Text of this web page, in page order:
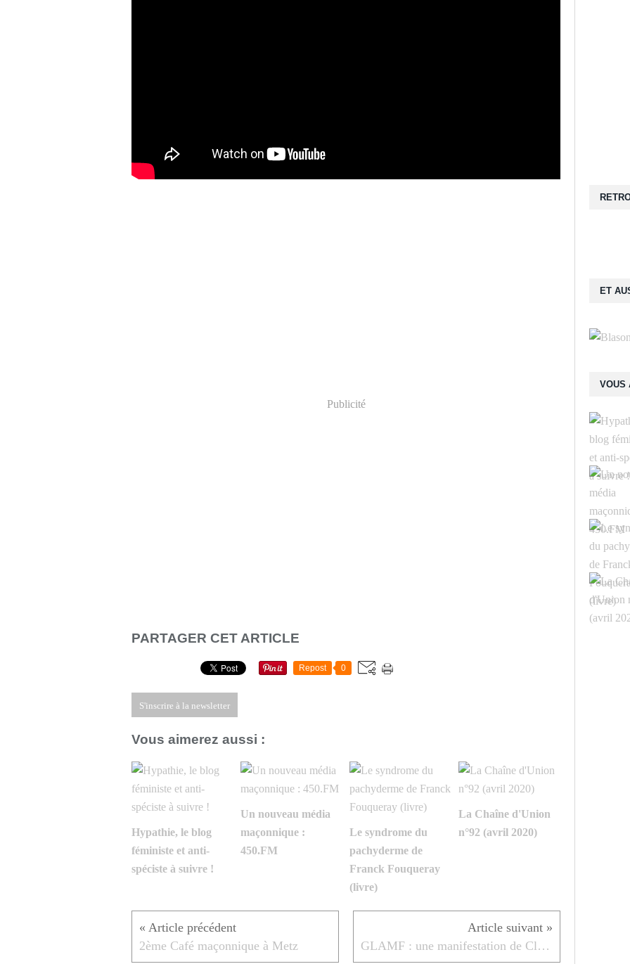
Publicité
PARTAGER CET ARTICLE
Repost 0
S'inscrire à la newsletter
Vous aimerez aussi :
Hypathie, le blog
féministe et anti-
spéciste à suivre !
Un nouveau média
maçonnique :
450.FM
Le syndrome du
pachyderme de
Franck Fouqueray
(livre)
La Chaîne d'Union
n°92 (avril 2020)
2ème Café maçonnique à Metz GLAMF : une manifestation de Claude Beau contre la liberté d’opinion.
VOUS
ET